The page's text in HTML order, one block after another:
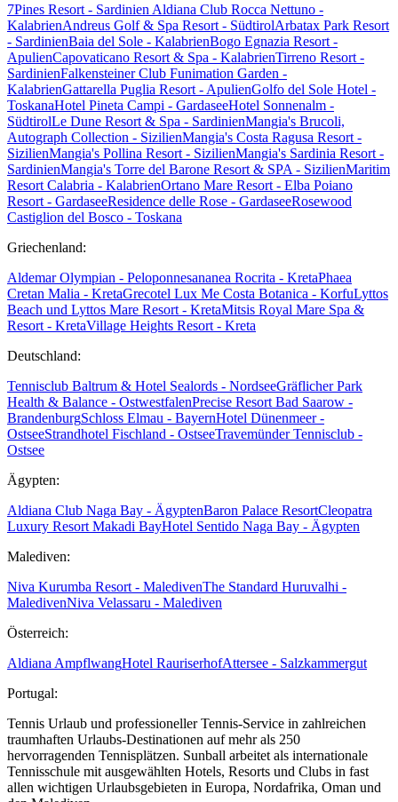
7Pines Resort - Sardinien Aldiana Club Rocca Nettuno -
KalabrienAndreus Golf & Spa Resort - SüdtirolArbatax Park Resort
- SardinienBaia del Sole - KalabrienBogo Egnazia Resort -
ApulienCapovaticano Resort & Spa - KalabrienTirreno Resort -
SardinienFalkensteiner Club Funimation Garden -
KalabrienGattarella Puglia Resort - ApulienGolfo del Sole Hotel -
ToskanaHotel Pineta Campi - GardaseeHotel Sonnenalm -
SüdtirolLe Dune Resort & Spa - SardinienMangia's Brucoli,
Autograph Collection - SizilienMangia's Costa Ragusa Resort -
SizilienMangia's Pollina Resort - SizilienMangia's Sardinia Resort -
SardinienMangia's Torre del Barone Resort & SPA - SizilienMaritim
Resort Calabria - KalabrienOrtano Mare Resort - Elba Poiano
Resort - GardaseeResidence delle Rose - GardaseeRosewood
Castiglion del Bosco - Toskana
Griechenland:
Aldemar Olympian - Peloponnesananea Rocrita - KretaPhaea
Cretan Malia - KretaGrecotel Lux Me Costa Botanica - KorfuLyttos
Beach und Lyttos Mare Resort - KretaMitsis Royal Mare Spa &
Resort - KretaVillage Heights Resort - Kreta
Deutschland:
Tennisclub Baltrum & Hotel Sealords - NordseeGräflicher Park
Health & Balance - OstwestfalenPrecise Resort Bad Saarow -
BrandenburgSchloss Elmau - BayernHotel Dünenmeer -
OstseeStrandhotel Fischland - OstseeTravemünder Tennisclub -
Ostsee
Ägypten:
Aldiana Club Naga Bay - ÄgyptenBaron Palace ResortCleopatra
Luxury Resort Makadi BayHotel Sentido Naga Bay - Ägypten
Malediven:
Niva Kurumba Resort - MaledivenThe Standard Huruvalhi -
MaledivenNiva Velassaru - Malediven
Österreich:
Aldiana AmpflwangHotel RauriserhofAttersee - Salzkammergut
Portugal:
Tennis Urlaub und professioneller Tennis-Service in zahlreichen
traumhaften Urlaubs-Destinationen auf mehr als 250
hervorragenden Tennisplätzen. Sunball arbeitet als internationale
Tennisschule mit ausgewählten Hotels, Resorts und Clubs in fast
allen wichtigen Urlaubsgebieten in Europa, Nordafrika, Oman und